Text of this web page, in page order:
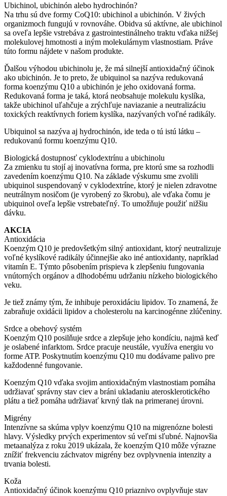
Ubichinol, ubichinón alebo hydrochinón?
Na trhu sú dve formy CoQ10: ubichinol a ubichinón. V živých
organizmoch fungujú v rovnováhe. Obidva sú aktívne, ale ubichinol
sa oveľa lepšie vstrebáva z gastrointestinálneho traktu vďaka nižšej
molekulovej hmotnosti a iným molekulárnym vlastnostiam. Práve
túto formu nájdete v našom produkte.
Ďalšou výhodou ubichinolu je, že má silnejší antioxidačný účinok
ako ubichinón. Je to preto, že ubiquinol sa nazýva redukovaná
forma koenzýmu Q10 a ubichinón je jeho oxidovaná forma.
Redukovaná forma je taká, ktorá neobsahuje molekulu kyslíka,
takže ubichinol uľahčuje a zrýchľuje naviazanie a neutralizáciu
toxických reaktívnych foriem kyslíka, nazývaných voľné radikály.
Ubiquinol sa nazýva aj hydrochinón, ide teda o tú istú látku –
redukovanú formu koenzýmu Q10.
Biologická dostupnosť cyklodextrínu a ubichinolu
Za zmienku tu stojí aj inovatívna forma, pre ktorú sme sa rozhodli
zavedením koenzýmu Q10. Na základe výskumu sme zvolili
ubiquinol suspendovaný v cyklodextríne, ktorý je nielen zdravotne
neutrálnym nosičom (je vyrobený zo škrobu), ale vďaka čomu je
ubiquinol oveľa lepšie vstrebateľný. To umožňuje použiť nižšiu
dávku.
AKCIA
Antioxidácia
Koenzým Q10 je predovšetkým silný antioxidant, ktorý neutralizuje
voľné kyslíkové radikály účinnejšie ako iné antioxidanty, napríklad
vitamín E. Týmto pôsobením prispieva k zlepšeniu fungovania
vnútorných orgánov a dlhodobému udržaniu nízkeho biologického
veku.
Je tiež známy tým, že inhibuje peroxidáciu lipidov. To znamená, že
zabraňuje oxidácii lipidov a cholesterolu na karcinogénne zlúčeniny.
Srdce a obehový systém
Koenzým Q10 posilňuje srdce a zlepšuje jeho kondíciu, najmä keď
je oslabené infarktom. Srdce pracuje neustále, využíva energiu vo
forme ATP. Poskytnutím koenzýmu Q10 mu dodávame palivo pre
každodenné fungovanie.
Koenzým Q10 vďaka svojim antioxidačným vlastnostiam pomáha
udržiavať správny stav ciev a bráni ukladaniu aterosklerotického
plátu a tiež pomáha udržiavať krvný tlak na primeranej úrovni.
Migrény
Intenzívne sa skúma vplyv koenzýmu Q10 na migrenózne bolesti
hlavy. Výsledky prvých experimentov sú veľmi sľubné. Najnovšia
metaanalýza z roku 2019 ukázala, že koenzým Q10 môže výrazne
znížiť frekvenciu záchvatov migrény bez ovplyvnenia intenzity a
trvania bolesti.
Koža
Antioxidačný účinok koenzýmu Q10 priaznivo ovplyvňuje stav